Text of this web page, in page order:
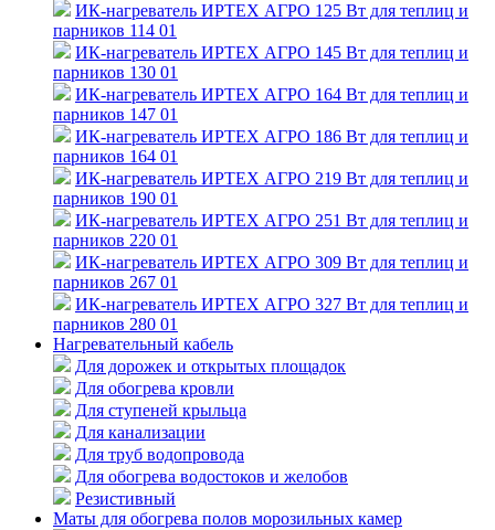
ИК-нагреватель ИРТЕХ АГРО 125 Вт для теплиц и
парников 114 01
ИК-нагреватель ИРТЕХ АГРО 145 Вт для теплиц и
парников 130 01
ИК-нагреватель ИРТЕХ АГРО 164 Вт для теплиц и
парников 147 01
ИК-нагреватель ИРТЕХ АГРО 186 Вт для теплиц и
парников 164 01
ИК-нагреватель ИРТЕХ АГРО 219 Вт для теплиц и
парников 190 01
ИК-нагреватель ИРТЕХ АГРО 251 Вт для теплиц и
парников 220 01
ИК-нагреватель ИРТЕХ АГРО 309 Вт для теплиц и
парников 267 01
ИК-нагреватель ИРТЕХ АГРО 327 Вт для теплиц и
парников 280 01
Нагревательный кабель
Для дорожек и открытых площадок
Для обогрева кровли
Для ступеней крыльца
Для канализации
Для труб водопровода
Для обогрева водостоков и желобов
Резистивный
Маты для обогрева полов морозильных камер